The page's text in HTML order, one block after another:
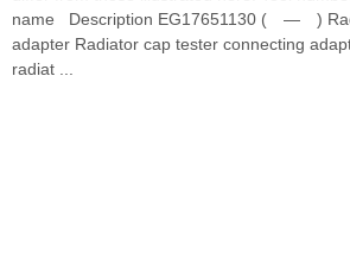
name Description EG17651130 ( — )
adapter Radiator cap tester connecting
radiat ...